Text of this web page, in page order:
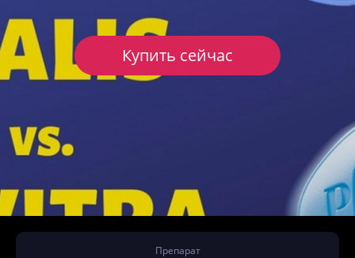
Препарат
Купить сейчас